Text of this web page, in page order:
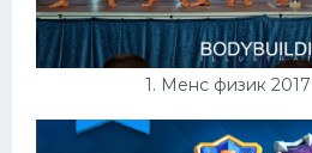
1. Менс физик
Футбол
Баскетбол
Велогонки